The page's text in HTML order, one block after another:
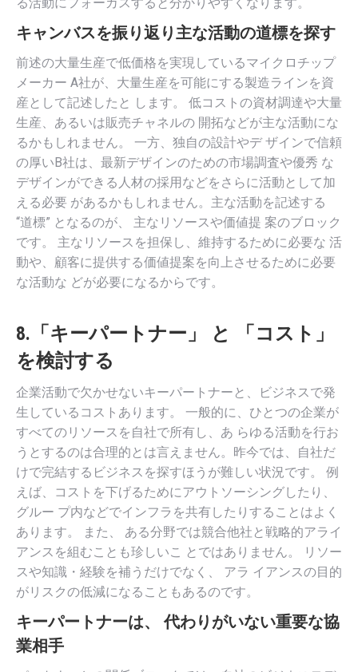
キャンバスを振り返り主な活動の道標を探す
前述の大量生産で低価格を実現しているマイクロチップ
メーカー A社が、大量生産を可能にする製造ラインを資
産として記述したと します。 低コストの資材調達や大量
生産、あるいは販売チャネルの 開拓などが主な活動にな
るかもしれません。 一方、独自の設計やデ ザインで信頼
の厚いB社は、最新デザインのための市場調査や優秀 な
デザインができる人材の採用などをさらに活動として加
える必要 があるかもしれません。主な活動を記述する
“道標” となるのが、 主なリソースや価値提 案のブロック
です。 主なリソースを担保し、維持するために必要な 活
動や、顧客に提供する価値提案を向上させるために必要
な活動な どが必要になるからです。
8.「キーパートナー」 と 「コスト」
を検討する
企業活動で欠かせないキーパートナーと、ビジネスで発
生しているコストあります。 一般的に、ひとつの企業が
すべてのリソースを自社で所有し、あ らゆる活動を行お
うとするのは合理的とは言えません。昨今では、自社だ
けで完結するビジネスを探すほうが難しい状況です。 例
えば、コストを下げるためにアウトソーシングしたり、
グルー プ内などでインフラを共有したりすることはよく
あります。 また、 ある分野では競合他社と戦略的アライ
アンスを組むことも珍しいこ とではありません。 リソー
スや知識・経験を補うだけでなく、 アラ イアンスの目的
がリスクの低減になることもあるのです。
キーパートナーは、 代わりがいない重要な協
業相手